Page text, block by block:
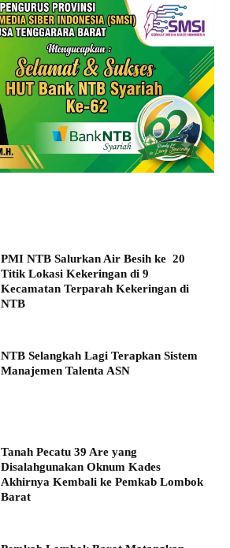
PMI NTB Salurkan Air Besih ke 20
Titik Lokasi Kekeringan di 9
Kecamatan Terparah Kekeringan di
NTB
NTB Selangkah Lagi Terapkan Sistem
Manajemen Talenta ASN
Tanah Pecatu 39 Are yang
Disalahgunakan Oknum Kades
Akhirnya Kembali ke Pemkab Lombok
Barat